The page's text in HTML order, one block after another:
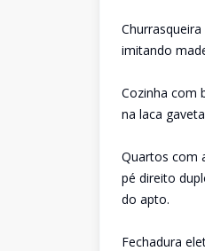
imitando
Cozinha com
na laca
Quartos com
pé direito
do apto.
Fechadura